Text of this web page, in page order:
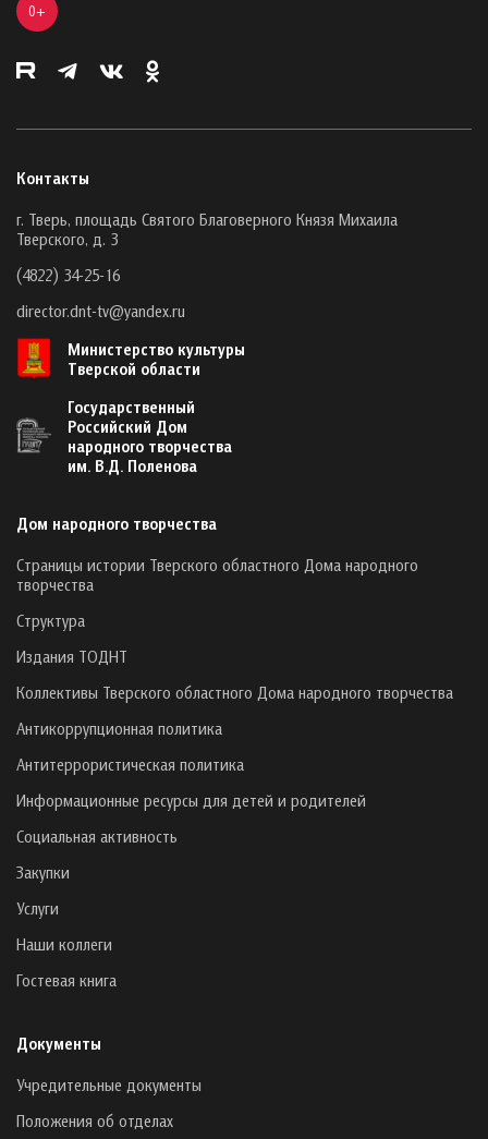
0+
Контакты
г. Тверь, площадь Святого Благоверного Князя Михаила
Тверского, д. 3
(4822) 34-25-16
director.dnt-tv@yandex.ru
Министерство культуры
Тверской области
Государственный
Российский Дом
народного творчества
им. В.Д. Поленова
Дом народного творчества
Страницы истории Тверского областного Дома народного
творчества
Структура
Издания ТОДНТ
Коллективы Тверского областного Дома народного творчества
Антикоррупционная политика
Антитеррористическая политика
Информационные ресурсы для детей и родителей
Социальная активность
Закупки
Услуги
Наши коллеги
Гостевая книга
Документы
Учредительные документы
Положения об отделах